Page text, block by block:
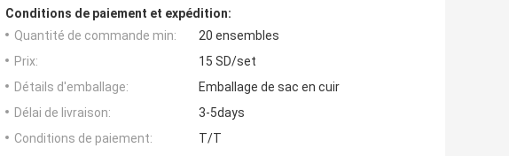
Conditions de paiement et expédition:
Quantité de commande min:
20 ensembles
Prix:
15 SD/set
Détails d'emballage:
Emballage de sac en cuir
Délai de livraison:
3-5days
Conditions de paiement:
T/T